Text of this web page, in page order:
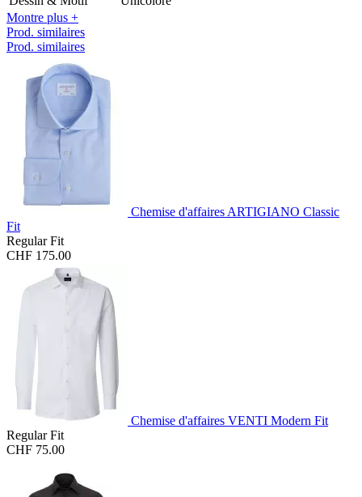
Montre plus +
Prod. similaires
Prod. similaires
Chemise d'affaires ARTIGIANO Classic
Fit
Regular Fit
CHF 175.00
Chemise d'affaires VENTI Modern Fit
Regular Fit
CHF 75.00